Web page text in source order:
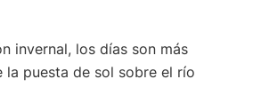
invernal, los días son más
la puesta de sol sobre el río